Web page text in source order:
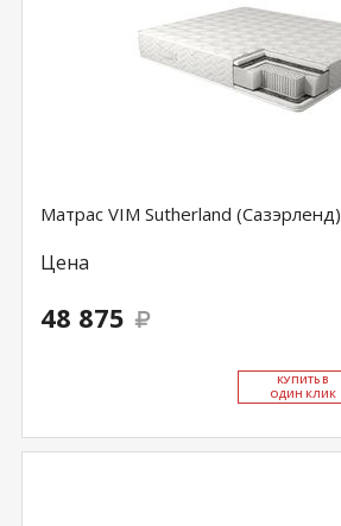
Матрас VIM Sutherland (Сазэрленд)
Цена
48 875
КУ­ПИТЬ В
ОДИН КЛИК